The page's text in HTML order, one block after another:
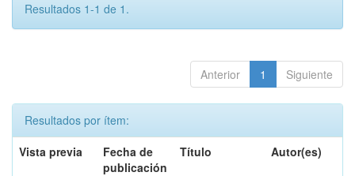
Resultados 1-1 de 1.
Anterior 1 Siguiente
Resultados por ítem:
Vista previa
Fecha de
publicación
Título Autor(es)